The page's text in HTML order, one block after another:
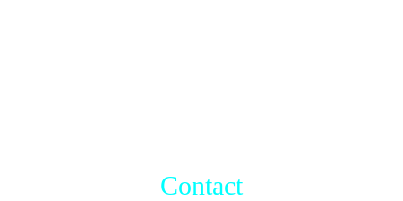
Contact